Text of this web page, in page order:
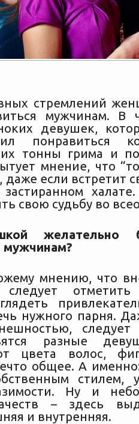
стремлений
мужчинам. В
девушек,
понравиться
тонны грима и
мнение, что
даже если встретит
свою судьбу во
желательно
мужчинам?
мнению, что
следует
нужного парня.
следует
разные
цвета волос,
общее. А
стилем,
Ну и
– здесь
и внутренняя.